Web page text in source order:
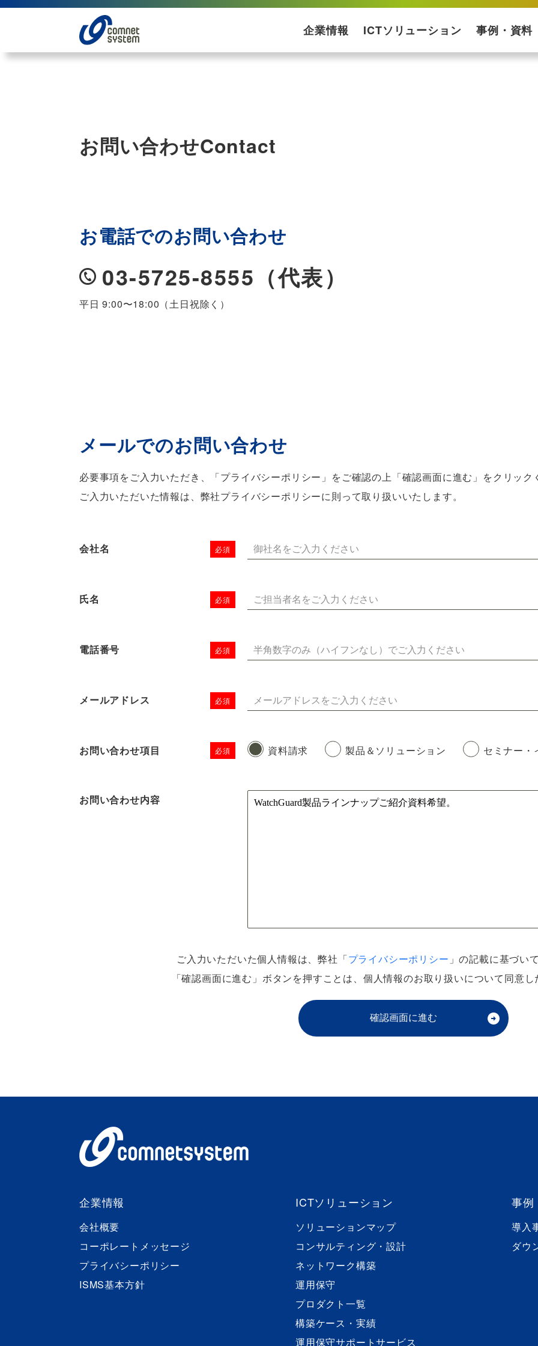
企業情報 ICTソリューション 事例・資料
お問い合わせContact
お電話でのお問い合わせ
03-5725-8555（代表）
平日 9:00〜18:00（土日祝除く）
メールでのお問い合わせ
必要事項をご入力いただき、「プライバシーポリシー 」をご確認の上「確認画面に進む」をクリック
ご入力いただいた情報は、弊社プライバシーポリシーに則って取り扱いいたします。
会社名 必須
氏名 必須
電話番号 必須
メールアドレス 必須
お問い合わせ項目 必須 資料請求 製品＆ソリューション セミナー・
お問い合わせ内容
ご入力いただいた個人情報は、弊社「プライバシーポリシー 」の記載に基づい
「確認画面に進む」ボタンを押すことは、個人情報のお取り扱いについて同意し
企業情報
会社概要
コーポレートメッセージ
プライバシーポリシー
ISMS基本方針
ICTソリューション
ソリューションマップ
コンサルティング・設計
ネットワーク構築
運用保守
プロダクト一覧
構築ケース・実績
運用保守サポートサービス
事例
導入
ダウ